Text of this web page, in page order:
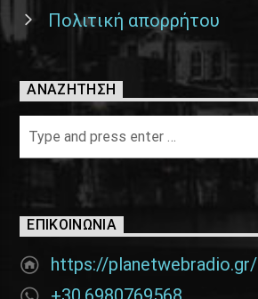
Πολιτική απορρήτου
ΑΝΑΖΉΤΗΣΗ
ΕΠΙΚΟΙΝΩΝΊΑ
https://planetwebradio.gr/